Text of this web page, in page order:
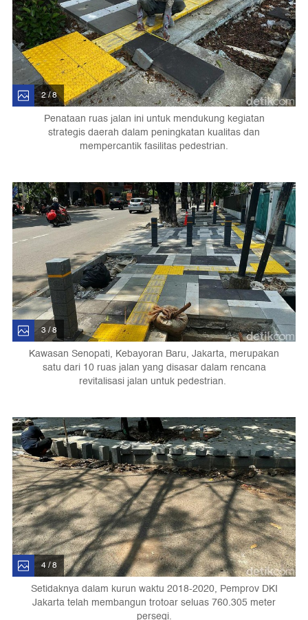
2 / 8
Penataan ruas jalan ini untuk mendukung kegiatan
strategis daerah dalam peningkatan kualitas dan
mempercantik fasilitas pedestrian.
3 / 8
Kawasan Senopati, Kebayoran Baru, Jakarta, merupakan
satu dari 10 ruas jalan yang disasar dalam rencana
revitalisasi jalan untuk pedestrian.
4 / 8
Setidaknya dalam kurun waktu 2018-2020, Pemprov DKI
Jakarta telah membangun trotoar seluas 760.305 meter
persegi.